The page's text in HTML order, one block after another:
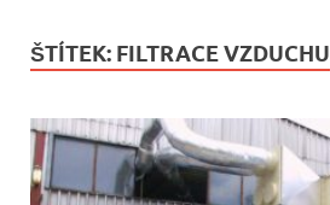
ŠTÍTEK: FILTRACE VZDUCHU